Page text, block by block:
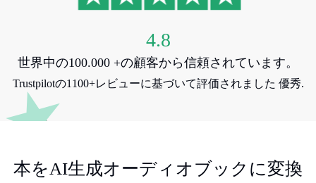
4.8
世界中の100.000 +の顧客から信頼されています。
Trustpilotの1100+レビューに基づいて評価されました 優秀.
本をAI生成オーディオブックに変換